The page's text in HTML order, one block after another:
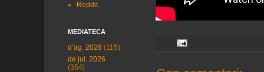
Reddit
MEDIATECA
d’ag. 2026 (115)
de jul. 2026
(354)